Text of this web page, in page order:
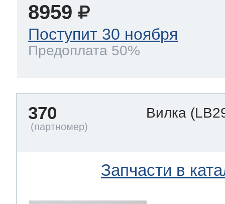
8959
Поступит 30 ноября
Предоплата 50%
370 Вилка
Запчасти в